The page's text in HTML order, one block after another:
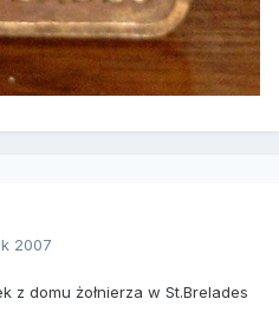
2007
z domu żołnierza w St.Brelades